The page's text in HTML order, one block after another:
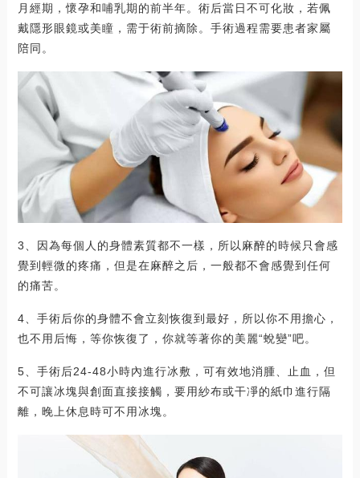
月經期，懷孕和哺乳期的前半年。術后當日不可化妝，若佩
戴隱形眼鏡或美瞳，需于術前摘除。手術過程需要患者家屬
陪同。
3、因為每個人的身體素質都不一樣，所以麻醉的時候只會感
覺到輕微的疼痛，但是在麻醉之后，一般都不會感覺到任何
的痛苦。
4、手術后你的身體不會立刻恢復到最好，所以你不用擔心，
也不用后悔，等你恢復了，你就等著你的美麗“蛻變”吧。
5、手術后24-48小時內進行冰敷，可有效地消腫、止血，但
不可讓冰塊與創面直接接觸，要用紗布或干凈的紙巾進行隔
離，晚上休息時可不用冰塊。